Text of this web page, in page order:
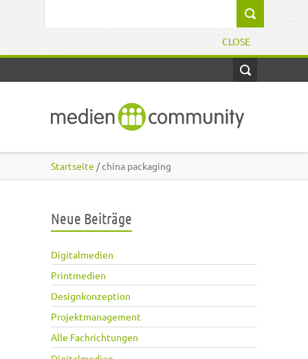
CLOSE
Startseite / china packaging
Neue Beiträge
Digitalmedien
Printmedien
Designkonzeption
Projektmanagement
Alle Fachrichtungen